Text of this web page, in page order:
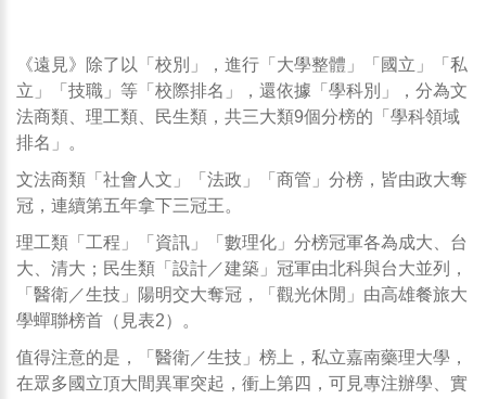
《遠見》除了以「校別」，進行「大學整體」「國立」「私
立」「技職」等「校際排名」，還依據「學科別」，分為文
法商類、理工類、民生類，共三大類9個分榜的「學科領域
排名」。
文法商類「社會人文」「法政」「商管」分榜，皆由政大奪
冠，連續第五年拿下三冠王。
理工類「工程」「資訊」「數理化」分榜冠軍各為成大、台
大、清大；民生類「設計／建築」冠軍由北科與台大並列，
「醫衛／生技」陽明交大奪冠，「觀光休閒」由高雄餐旅大
學蟬聯榜首（見表2）。
值得注意的是，「醫衛／生技」榜上，私立嘉南藥理大學，
在眾多國立頂大間異軍突起，衝上第四，可見專注辦學、實